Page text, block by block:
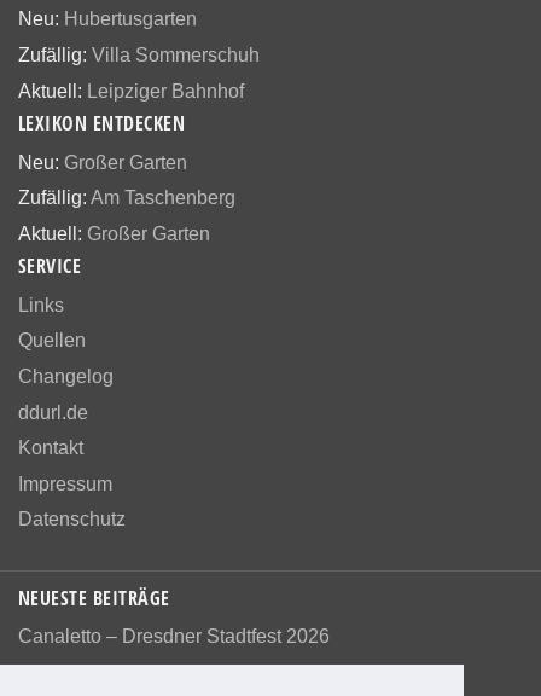
Neu: Hubertusgarten
Zufällig: Villa Sommerschuh
Aktuell: Leipziger Bahnhof
LEXIKON ENTDECKEN
Neu: Großer Garten
Zufällig: Am Taschenberg
Aktuell: Großer Garten
SERVICE
Links
Quellen
Changelog
ddurl.de
Kontakt
Impressum
Datenschutz
NEUESTE BEITRÄGE
Canaletto – Dresdner Stadtfest 2026